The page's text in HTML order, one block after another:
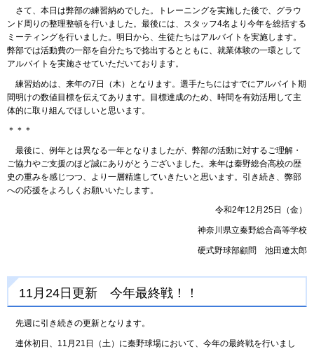
さて、本日は弊部の練習納めでした。トレーニングを実施した後で、グラウ
ンド周りの整理整頓を行いました。最後には、スタッフ4名より今年を総括する
ミーティングを行いました。明日から、生徒たちはアルバイトを実施します。
弊部では活動費の一部を自分たちで捻出するとともに、就業体験の一環として
アルバイトを実施させていただいております。
練習始めは、来年の7日（木）となります。選手たちにはすでにアルバイト期
間明けの数値目標を伝えてあります。目標達成のため、時間を有効活用して主
体的に取り組んでほしいと思います。
＊＊＊
最後に、例年とは異なる一年となりましたが、弊部の活動に対するご理解・
ご協力やご支援のほど誠にありがとうございました。来年は秦野総合高校の歴
史の重みを感じつつ、より一層精進していきたいと思います。引き続き、弊部
への応援をよろしくお願いいたします。
令和2年12月25日（金）
神奈川県立秦野総合高等学校
硬式野球部顧問 池田遼太郎
11月24日更新 今年最終戦！！
先週に引き続きの更新となります。
連休初日、11月21日（土）に秦野球場において、今年の最終戦を行いまし